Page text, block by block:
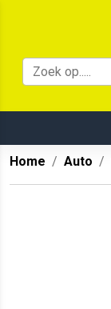
Home Auto